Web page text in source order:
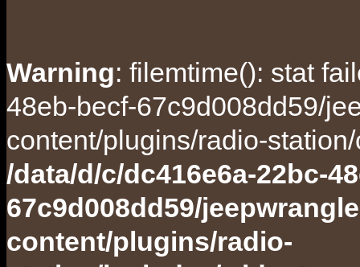
Warning: filemtime(): stat
48eb-becf-67c9d008dd59/
content/plugins/radio-
/data/d/c/dc416e6a-22bc-
67c9d008dd59/
content/plugins/radio-